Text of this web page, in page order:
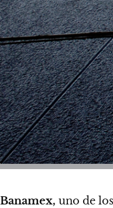
Banamex, uno de